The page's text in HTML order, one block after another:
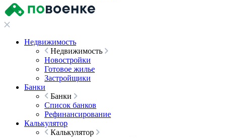
Недвижимость
Недвижимость
Новостройки
Готовое жилье
Застройщики
Банки
Банки
Список банков
Рефинансирование
Калькулятор
Калькулятор